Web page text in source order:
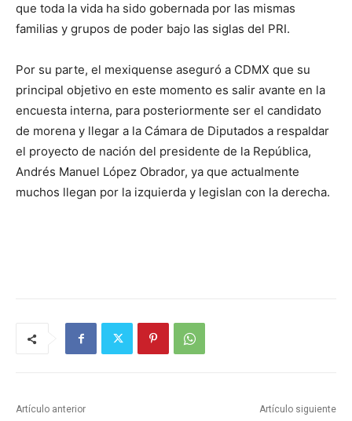
que toda la vida ha sido gobernada por las mismas
familias y grupos de poder bajo las siglas del PRI.
Por su parte, el mexiquense aseguró a CDMX que su
principal objetivo en este momento es salir avante en la
encuesta interna, para posteriormente ser el candidato
de morena y llegar a la Cámara de Diputados a respaldar
el proyecto de nación del presidente de la República,
Andrés Manuel López Obrador, ya que actualmente
muchos llegan por la izquierda y legislan con la derecha.
Artículo anterior Artículo siguiente